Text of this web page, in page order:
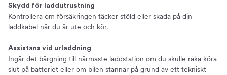
Skydd för laddutrustning
Kontrollera om försäkringen täcker stöld eller skada på din
laddkabel när du är ute och kör.
Assistans vid urladdning
Ingår det bärgning till närmaste laddstation om du skulle råka köra
slut på batteriet eller om bilen stannar på grund av ett tekniskt